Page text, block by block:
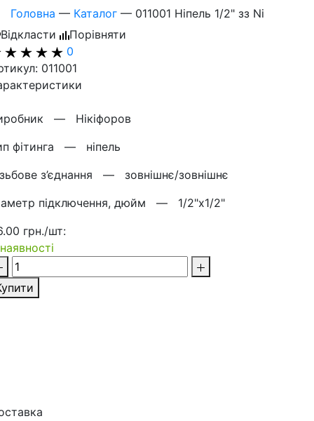
Головна — Каталог — 011001 Ніпель 1/2" зз Ni
Відкласти
Порівняти
0
011001
— Нікіфоров
фітинга — ніпель
з’єднання — зовнішнє/зовнішнє
підключення, дюйм — 1/2"х1/2"
грн./шт: